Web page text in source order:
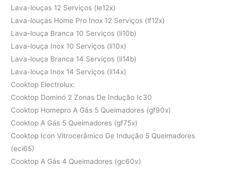
Lava-louças 12 Serviços (le12x)
Lava-louças Home Pro Inox 12 Serviços (lf12x)
Lava-louça Branca 10 Serviços (li10b)
Lava-louça Inox 10 Serviços (li10x)
Lava-louça Branca 14 Serviços (li14b)
Lava-louça Inox 14 Serviços (li14x)
Cooktop Electrolux:
Cooktop Dominó 2 Zonas De Indução Ic30
Cooktop Homepro A Gás 5 Queimadores (gf90x)
Cooktop A Gás 5 Queimadores (gf75x)
Cooktop Icon Vitrocerâmico De Indução 5 Queimadores
(eci65)
Cooktop A Gás 4 Queimadores (gc60v)